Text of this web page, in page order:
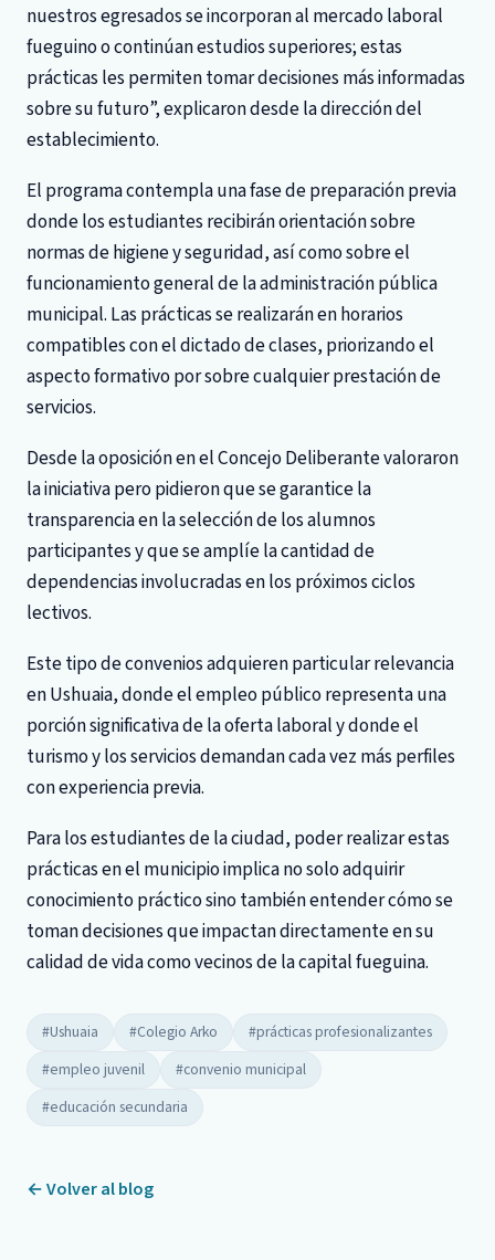
nuestros egresados se incorporan al mercado laboral
fueguino o continúan estudios superiores; estas
prácticas les permiten tomar decisiones más informadas
sobre su futuro”, explicaron desde la dirección del
establecimiento.
El programa contempla una fase de preparación previa
donde los estudiantes recibirán orientación sobre
normas de higiene y seguridad, así como sobre el
funcionamiento general de la administración pública
municipal. Las prácticas se realizarán en horarios
compatibles con el dictado de clases, priorizando el
aspecto formativo por sobre cualquier prestación de
servicios.
Desde la oposición en el Concejo Deliberante valoraron
la iniciativa pero pidieron que se garantice la
transparencia en la selección de los alumnos
participantes y que se amplíe la cantidad de
dependencias involucradas en los próximos ciclos
lectivos.
Este tipo de convenios adquieren particular relevancia
en Ushuaia, donde el empleo público representa una
porción significativa de la oferta laboral y donde el
turismo y los servicios demandan cada vez más perfiles
con experiencia previa.
Para los estudiantes de la ciudad, poder realizar estas
prácticas en el municipio implica no solo adquirir
conocimiento práctico sino también entender cómo se
toman decisiones que impactan directamente en su
calidad de vida como vecinos de la capital fueguina.
#Ushuaia #Colegio Arko
#prácticas profesionalizantes
#empleo juvenil
#convenio municipal
#educación secundaria
← Volver al blog